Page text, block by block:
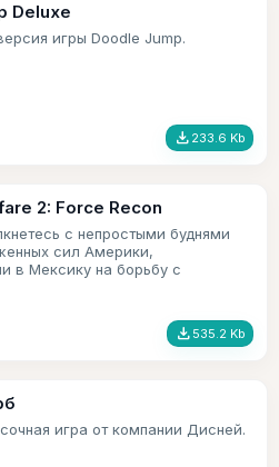
Deluxe
игры Doodle Jump.
file_download 233.6 Kb
2: Force Recon
с непростыми буднями
сил Америки,
в Мексику на борьбу с
file_download 535.2 Kb
игра от компании Дисней.